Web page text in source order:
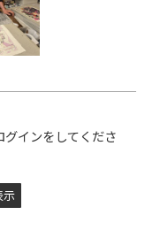
グインをしてくださ
示